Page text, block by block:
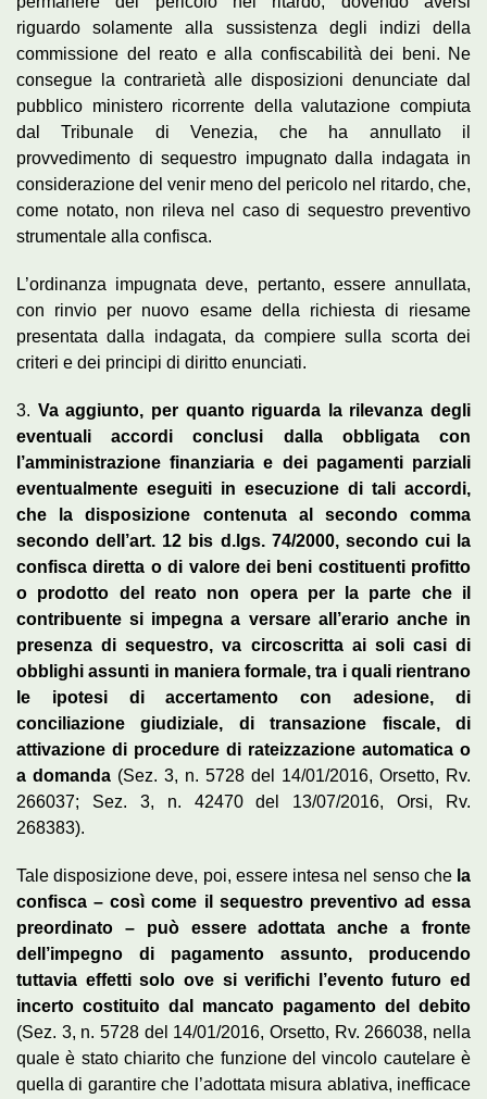
riguardo solamente alla sussistenza degli indizi della
commissione del reato e alla confiscabilità dei beni. Ne
consegue la contrarietà alle disposizioni denunciate dal
pubblico ministero ricorrente della valutazione compiuta
dal Tribunale di Venezia, che ha annullato il
provvedimento di sequestro impugnato dalla indagata in
considerazione del venir meno del pericolo nel ritardo, che,
come notato, non rileva nel caso di sequestro preventivo
strumentale alla confisca.
L’ordinanza impugnata deve, pertanto, essere annullata,
con rinvio per nuovo esame della richiesta di riesame
presentata dalla indagata, da compiere sulla scorta dei
criteri e dei principi di diritto enunciati.
3. Va aggiunto, per quanto riguarda la rilevanza degli
eventuali accordi conclusi dalla obbligata con
l’amministrazione finanziaria e dei pagamenti parziali
eventualmente eseguiti in esecuzione di tali accordi,
che la disposizione contenuta al secondo comma
secondo dell’art. 12 bis d.lgs. 74/2000, secondo cui la
confisca diretta o di valore dei beni costituenti profitto
o prodotto del reato non opera per la parte che il
contribuente si impegna a versare all’erario anche in
presenza di sequestro, va circoscritta ai soli casi di
obblighi assunti in maniera formale, tra i quali rientrano
le ipotesi di accertamento con adesione, di
conciliazione giudiziale, di transazione fiscale, di
attivazione di procedure di rateizzazione automatica o
a domanda (Sez. 3, n. 5728 del 14/01/2016, Orsetto, Rv.
266037; Sez. 3, n. 42470 del 13/07/2016, Orsi, Rv.
268383).
Tale disposizione deve, poi, essere intesa nel senso che la
confisca – così come il sequestro preventivo ad essa
preordinato – può essere adottata anche a fronte
dell’impegno di pagamento assunto, producendo
tuttavia effetti solo ove si verifichi l’evento futuro ed
incerto costituito dal mancato pagamento del debito
(Sez. 3, n. 5728 del 14/01/2016, Orsetto, Rv. 266038, nella
quale è stato chiarito che funzione del vincolo cautelare è
quella di garantire che l’adottata misura ablativa, inefficace